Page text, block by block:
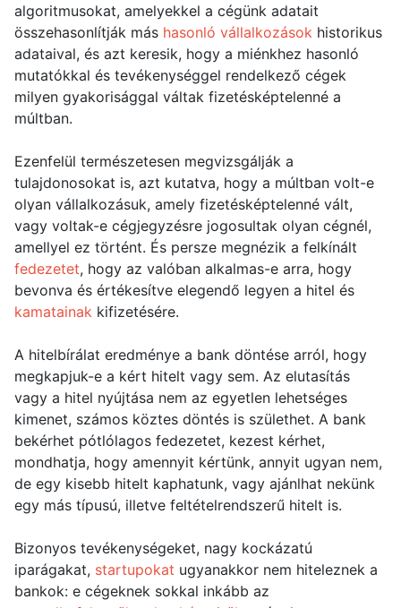
algoritmusokat, amelyekkel a cégünk adatait
összehasonlítják más hasonló vállalkozások historikus
adataival, és azt keresik, hogy a miénkhez hasonló
mutatókkal és tevékenységgel rendelkező cégek
milyen gyakorisággal váltak fizetésképtelenné a
múltban.
Ezenfelül természetesen megvizsgálják a
tulajdonosokat is, azt kutatva, hogy a múltban volt-e
olyan vállalkozásuk, amely fizetésképtelenné vált,
vagy voltak-e cégjegyzésre jogosultak olyan cégnél,
amellyel ez történt. És persze megnézik a felkínált
fedezetet, hogy az valóban alkalmas-e arra, hogy
bevonva és értékesítve elegendő legyen a hitel és
kamatainak kifizetésére.
A hitelbírálat eredménye a bank döntése arról, hogy
megkapjuk-e a kért hitelt vagy sem. Az elutasítás
vagy a hitel nyújtása nem az egyetlen lehetséges
kimenet, számos köztes döntés is születhet. A bank
bekérhet pótlólagos fedezetet, kezest kérhet,
mondhatja, hogy amennyit kértünk, annyit ugyan nem,
de egy kisebb hitelt kaphatunk, vagy ajánlhat nekünk
egy más típusú, illetve feltételrendszerű hitelt is.
Bizonyos tevékenységeket, nagy kockázatú
iparágakat, startupokat ugyanakkor nem hiteleznek a
bankok: e cégeknek sokkal inkább az